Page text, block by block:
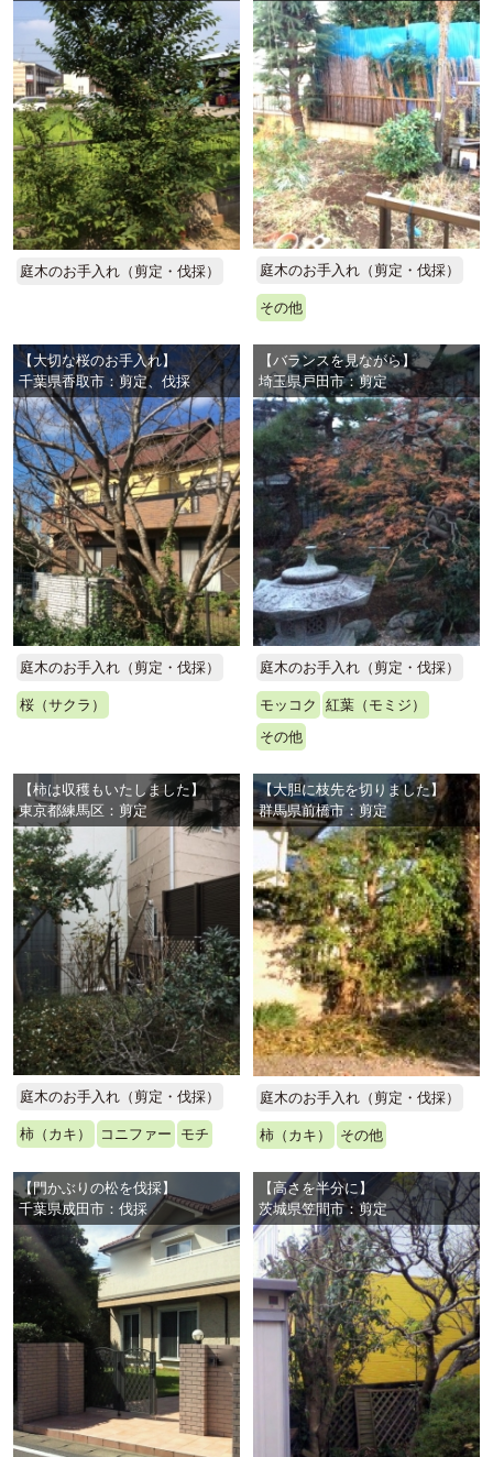
庭木のお手入れ（剪定・伐採） 庭木のお手入れ（剪定・伐採）
その他
【大切な桜のお手入れ】
千葉県香取市：剪定、伐採
庭木のお手入れ（剪定・伐採）
桜（サクラ）
【バランスを見ながら】
埼玉県戸田市：剪定
庭木のお手入れ（剪定・伐採）
モッコク
紅葉（モミジ）
その他
【柿は収穫もいたしました】
東京都練馬区：剪定
庭木のお手入れ（剪定・伐採）
柿（カキ） コニファー モチ
【大胆に枝先を切りました】
群馬県前橋市：剪定
庭木のお手入れ（剪定・伐採）
柿（カキ） その他
【門かぶりの松を伐採】
千葉県成田市：伐採
【高さを半分に】
茨城県笠間市：剪定